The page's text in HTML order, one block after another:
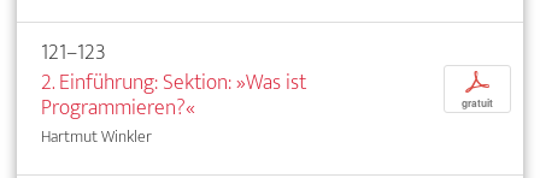
121–123
2. Einführung: Sektion: »Was ist
Programmieren?«
Hartmut Winkler
p
gratuit